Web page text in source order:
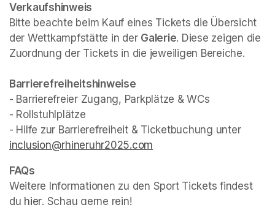
Verkaufshinweis
Bitte beachte beim Kauf eines Tickets die Übersicht
der Wettkampfstätte in der Galerie. Diese zeigen die
Zuordnung der Tickets in die jeweiligen Bereiche.
- Barrierefreier Zugang, Parkplätze & WCs
- Rollstuhlplätze
- Hilfe zur Barrierefreiheit & Ticketbuchung unter
inclusion@rhineruhr2025.com
Weitere Informationen zu den Sport Tickets findest
du hier(opens in a new tab)
. Schau gerne rein!